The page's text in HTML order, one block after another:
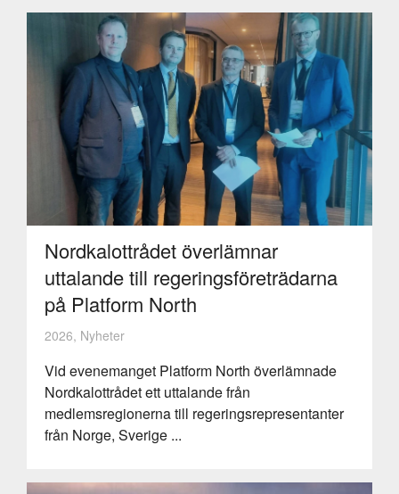
Nordkalottrådet överlämnar
uttalande till regeringsföreträdarna
på Platform North
2026, Nyheter
Vid evenemanget Platform North överlämnade
Nordkalottrådet ett uttalande från
medlemsregionerna till regeringsrepresentanter
från Norge, Sverige ...